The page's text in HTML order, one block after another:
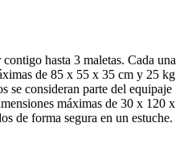
hasta 3 maletas. Cada una
de 85 x 55 x 35 cm y 25 kg
se consideran parte del equipaje
máximas de 30 x 120 x
de forma segura en un estuche.